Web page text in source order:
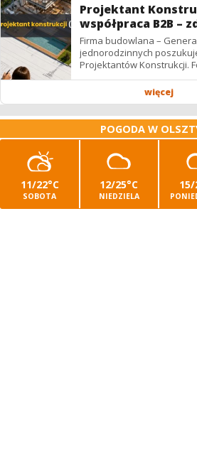
Projektant
współpraca B2B –
Firma budowlana –
jednorodzinnych
Projektantów Konstrukcji. Forma współpracy: B2B /
podwykonawstwo – zdalnie.
więcej
POGODA W
11/22°C
SOBOTA
12/25°C
NIEDZIELA
15/